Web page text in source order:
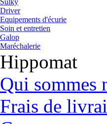
Sulky
Driver
Equipements d'écurie
Soin et entretien
Galop
Maréchalerie
Hippomat
Qui sommes
Frais de